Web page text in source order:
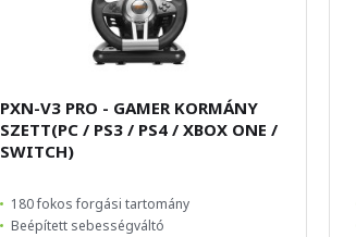
PXN-V3 PRO - GAMER KORMÁNY
SZETT(PC / PS3 / PS4 / XBOX ONE /
SWITCH)
180 fokos forgási tartomány
Beépített sebességváltó